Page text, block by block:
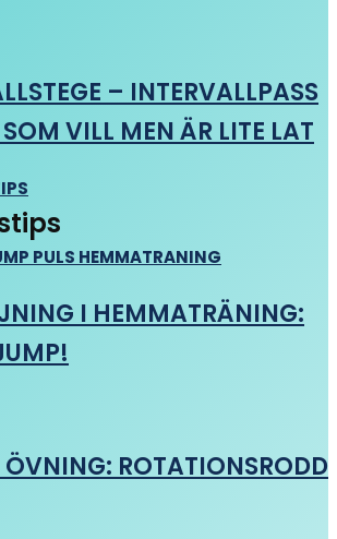
– INTERVALLPASS
VILL MEN ÄR LITE LAT
I HEMMATRÄNING:
ÖVNING: ROTATIONSRODD